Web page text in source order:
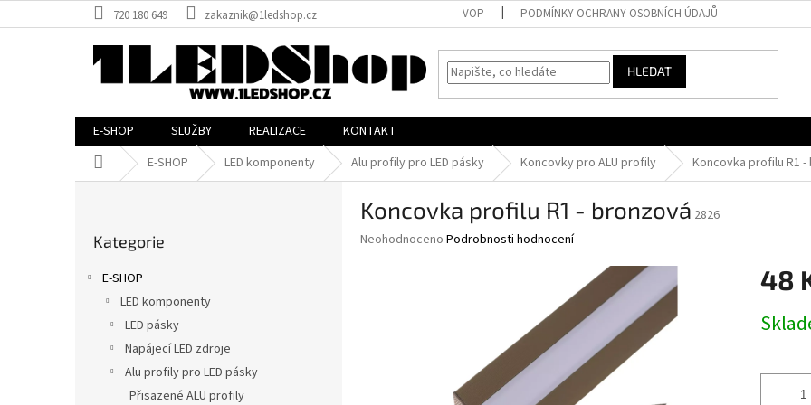
na
720 180 649 zakaznik@1ledshop.cz VOP PODMÍNKY OCHRANY OSOBNÍCH ÚDAJŮ
HLEDAT
E-SHOP SLUŽBY REALIZACE
KONTAKT
Domů E-SHOP LED komponenty Alu profily pro LED pásky Koncovky pro ALU profily Koncovka profilu R1
kategorie
Kategorie
E-SHOP
LED komponenty
LED pásky
Napájecí LED zdroje
Alu profily pro LED pásky
Přisazené ALU profily
Koncovka profilu R1 - bronzová 2826
Průměrné
Neohodnoceno Podrobnosti hodnocení
48
cena: